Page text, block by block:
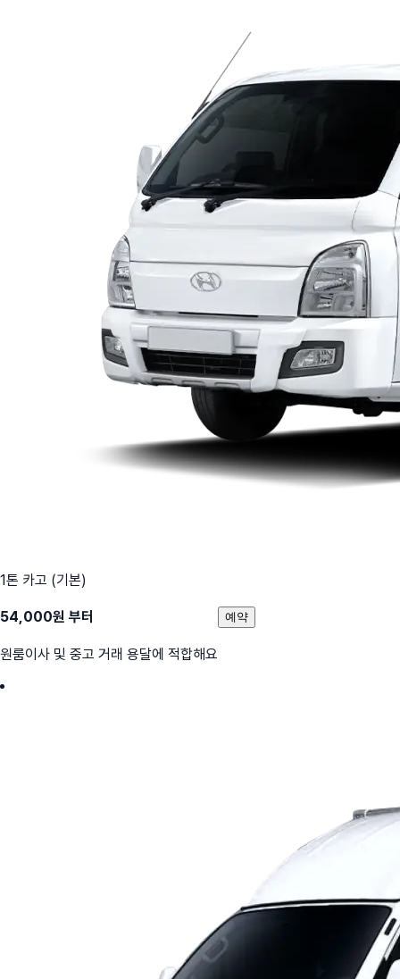
1톤 카고 (기본)
54,000원 부터
원룸이사 및 중고 거래 용달에 적합해요
예약